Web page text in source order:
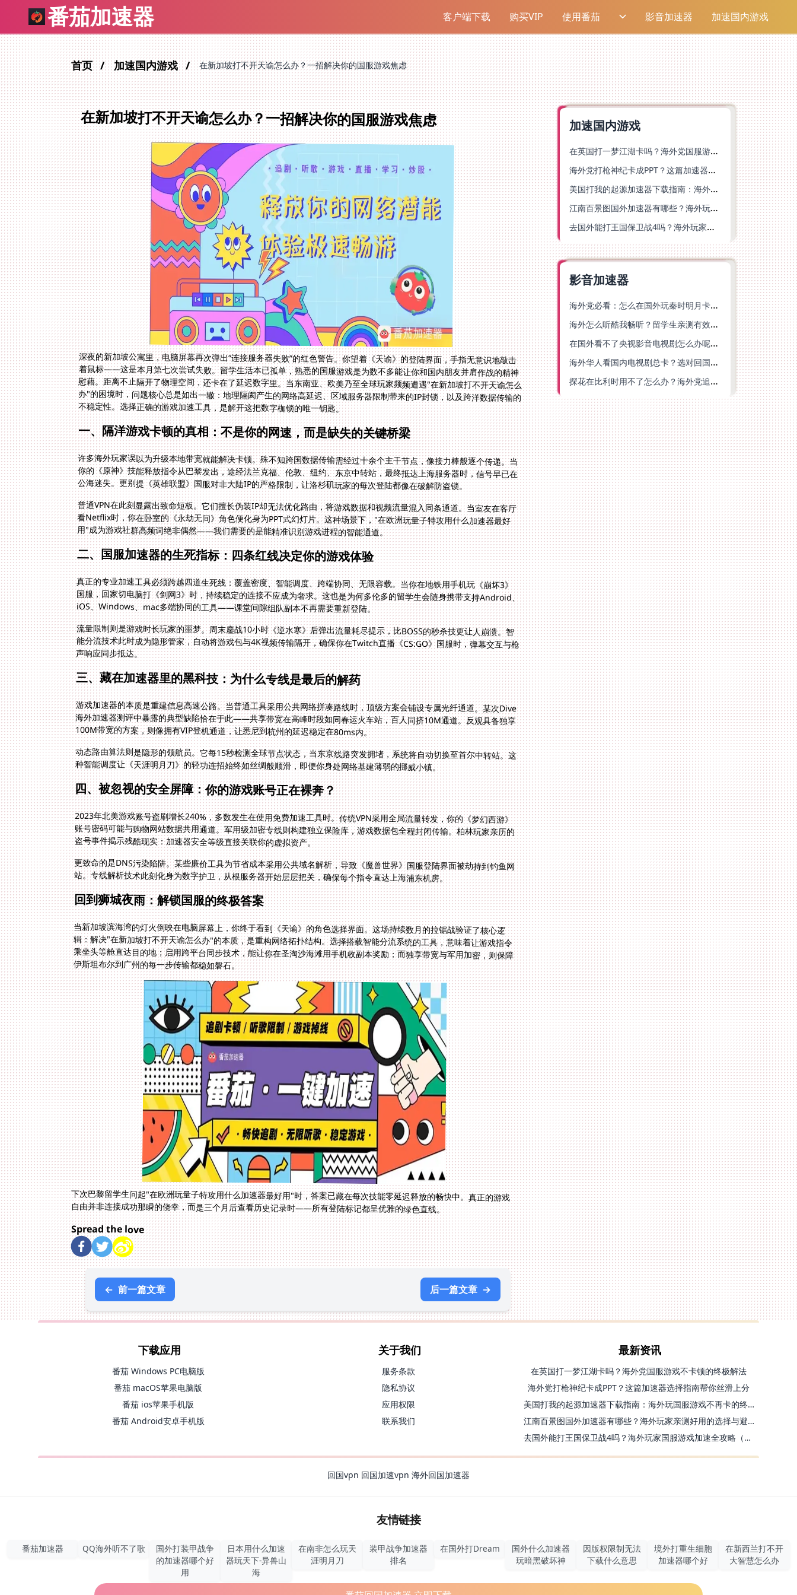
番茄加速器 客户端下载 购买VIP 使用番茄 影音加速器 加速国内游戏
首页 加速国内游戏 在新加坡打不开天谕怎么办？一招解决你的国服游戏焦虑
在新加坡打不开天谕怎么办？一招解决你的国服游戏焦虑
深夜的新加坡公寓里，电脑屏幕再次弹出“连接服务器失败”的红色警告。你望着《天谕》的登陆界面，手指无意识地敲击
着鼠标——这是本月第七次尝试失败。留学生活本已孤单，熟悉的国服游戏是为数不多能让你和国内朋友并肩作战的精神
慰藉。距离不止隔开了物理空间，还卡在了延迟数字里。当东南亚、欧美乃至全球玩家频频遭遇"在新加坡打不开天谕怎么
办"的困境时，问题核心总是如出一辙：地理隔阂产生的网络高延迟、区域服务器限制带来的IP封锁，以及跨洋数据传输的
不稳定性。选择正确的游戏加速工具，是解开这把数字枷锁的唯一钥匙。
一、隔洋游戏卡顿的真相：不是你的网速，而是缺失的关键桥梁
许多海外玩家误以为升级本地带宽就能解决卡顿。殊不知跨国数据传输需经过十余个主干节点，像接力棒般逐个传递。当
你的《原神》技能释放指令从巴黎发出，途经法兰克福、伦敦、纽约、东京中转站，最终抵达上海服务器时，信号早已在
公海迷失。更别提《英雄联盟》国服对非大陆IP的严格限制，让洛杉矶玩家的每次登陆都像在破解防盗锁。
普通VPN在此刻显露出致命短板。它们擅长伪装IP却无法优化路由，将游戏数据和视频流量混入同条通道。当室友在客厅
看Netflix时，你在卧室的《永劫无间》角色便化身为PPT式幻灯片。这种场景下，"在欧洲玩量子特攻用什么加速器最好
用"成为游戏社群高频词绝非偶然——我们需要的是能精准识别游戏进程的智能通道。
二、国服加速器的生死指标：四条红线决定你的游戏体验
真正的专业加速工具必须跨越四道生死线：覆盖密度、智能调度、跨端协同、无限容载。当你在地铁用手机玩《崩坏3》
国服，回家切电脑打《剑网3》时，持续稳定的连接不应成为奢求。这也是为何多伦多的留学生会随身携带支持Android、
iOS、Windows、mac多端协同的工具——课堂间隙组队副本不再需要重新登陆。
流量限制则是游戏时长玩家的噩梦。周末鏖战10小时《逆水寒》后弹出流量耗尽提示，比BOSS的秒杀技更让人崩溃。智
能分流技术此时成为隐形管家，自动将游戏包与4K视频传输隔开，确保你在Twitch直播《CS:GO》国服时，弹幕交互与枪
声响应同步抵达。
三、藏在加速器里的黑科技：为什么专线是最后的解药
游戏加速器的本质是重建信息高速公路。当普通工具采用公共网络拼凑路线时，顶级方案会铺设专属光纤通道。某次Dive
海外加速器测评中暴露的典型缺陷恰在于此——共享带宽在高峰时段如同春运火车站，百人同挤10M通道。反观具备独享
100M带宽的方案，则像拥有VIP登机通道，让悉尼到杭州的延迟稳定在80ms内。
动态路由算法则是隐形的领航员。它每15秒检测全球节点状态，当东京线路突发拥堵，系统将自动切换至首尔中转站。这
种智能调度让《天涯明月刀》的轻功连招始终如丝绸般顺滑，即便你身处网络基建薄弱的挪威小镇。
四、被忽视的安全屏障：你的游戏账号正在裸奔？
2023年北美游戏账号盗刷增长240%，多数发生在使用免费加速工具时。传统VPN采用全局流量转发，你的《梦幻西游》
账号密码可能与购物网站数据共用通道。军用级加密专线则构建独立保险库，游戏数据包全程封闭传输。柏林玩家亲历的
盗号事件揭示残酷现实：加速器安全等级直接关联你的虚拟资产。
更致命的是DNS污染陷阱。某些廉价工具为节省成本采用公共域名解析，导致《魔兽世界》国服登陆界面被劫持到钓鱼网
站。专线解析技术此刻化身为数字护卫，从根服务器开始层层把关，确保每个指令直达上海浦东机房。
回到狮城夜雨：解锁国服的终极答案
当新加坡滨海湾的灯火倒映在电脑屏幕上，你终于看到《天谕》的角色选择界面。这场持续数月的拉锯战验证了核心逻
辑：解决"在新加坡打不开天谕怎么办"的本质，是重构网络拓扑结构。选择搭载智能分流系统的工具，意味着让游戏指令
乘坐头等舱直达目的地；启用跨平台同步技术，能让你在圣淘沙海滩用手机收副本奖励；而独享带宽与军用加密，则保障
伊斯坦布尔到广州的每一步传输都稳如磐石。
下次巴黎留学生问起"在欧洲玩量子特攻用什么加速器最好用"时，答案已藏在每次技能零延迟释放的畅快中。真正的游戏
自由并非连接成功那瞬的侥幸，而是三个月后查看历史记录时——所有登陆标记都呈优雅的绿色直线。
Spread the love
← 前一篇文章 后一篇文章 →
加速国内游戏
在英国打一梦江湖卡吗？海外党国服游戏不卡顿的终极解法
海外党打枪神纪卡成PPT？这篇加速器选择指南帮你丝滑上分
美国打我的起源加速器下载指南：海外玩国服游戏不再卡的终极方案
江南百景图国外加速器有哪些？海外玩家亲测好用的选择与避坑指南
去国外能打王国保卫战4吗？海外玩家国服游戏加速全攻略（附公主连结幻想江湖实测）
影音加速器
海外党必看：怎么在国外玩秦时明月卡牌版？附豆瓣EZCast地区限制破解法
海外怎么听酷我畅听？留学生亲测有效的华语内容解锁指南
在国外看不了央视影音电视剧怎么办呢？海外党亲测有效的回国加速方案
海外华人看国内电视剧总卡？选对回国加速器，还能解决菲律宾打不开反诈中心的问题
探花在比利时用不了怎么办？海外党追剧办事全攻略，选对加速器就够了
下载应用
番茄 Windows PC电脑版
番茄 macOS苹果电脑版
番茄 ios苹果手机版
番茄 Android安卓手机版
关于我们
服务条款
隐私协议
应用权限
联系我们
最新资讯
在英国打一梦江湖卡吗？海外党国服游戏不卡顿的终极解法
海外党打枪神纪卡成PPT？这篇加速器选择指南帮你丝滑上分
美国打我的起源加速器下载指南：海外玩国服游戏不再卡的终极方案
江南百景图国外加速器有哪些？海外玩家亲测好用的选择与避坑指南
去国外能打王国保卫战4吗？海外玩家国服游戏加速全攻略（附公主连结幻想江湖实测）
回国vpn 回国加速vpn 海外回国加速器
友情链接
番茄加速器 QQ海外听不了歌
国外打装甲战争
的加速器哪个好
用
日本用什么加速
器玩天下-异兽山
海
在南非怎么玩天
涯明月刀
装甲战争加速器
排名
在国外打Dream
国外什么加速器
玩暗黑破坏神
因版权限制无法
下载什么意思
境外打重生细胞
加速器哪个好
在新西兰打不开
大智慧怎么办